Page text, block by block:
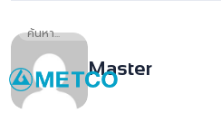
Master